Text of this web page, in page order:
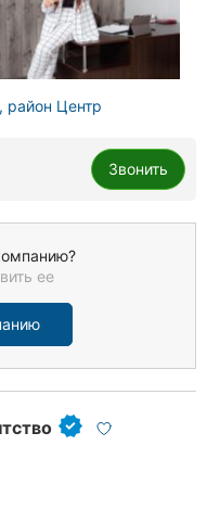
район Центр
Звонить
ее